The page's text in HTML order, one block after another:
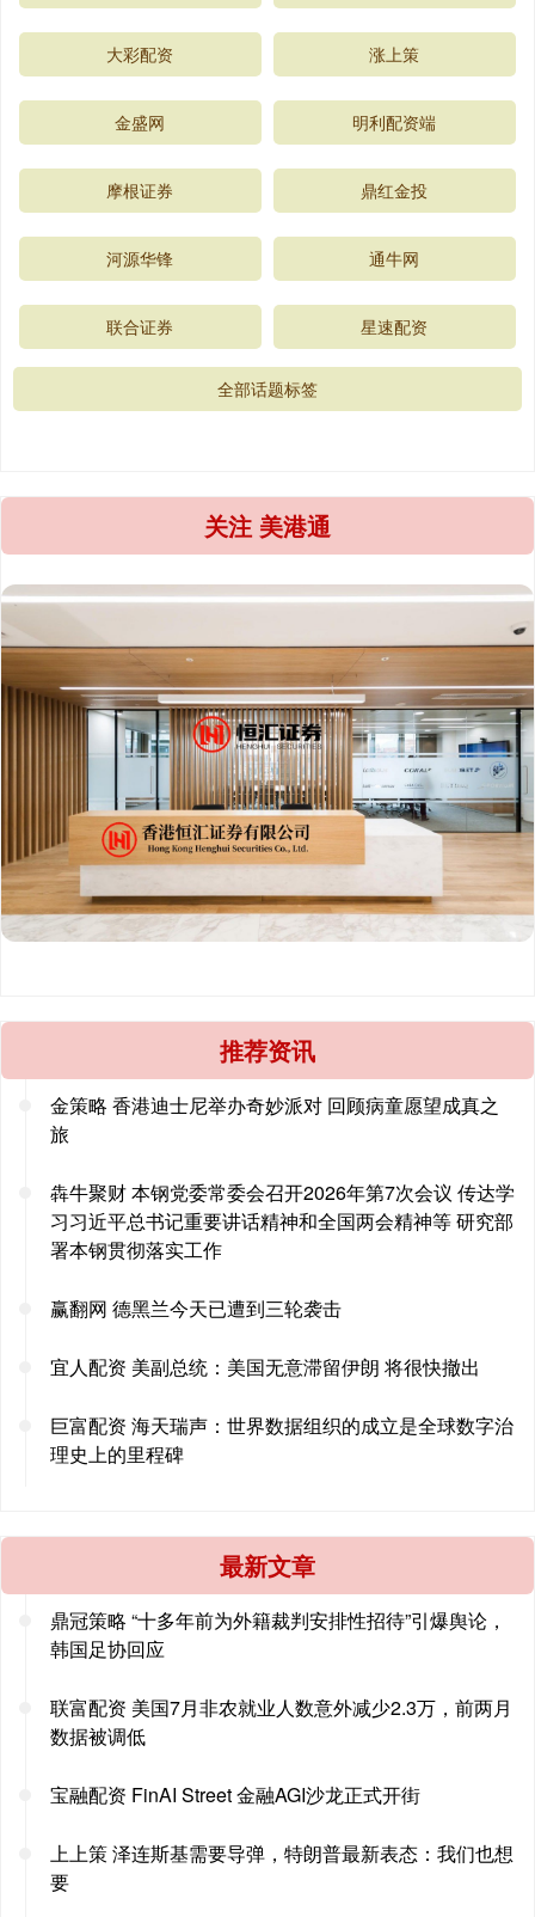
大彩配资 涨上策
金盛网 明利配资端
摩根证券 鼎红金投
河源华锋 通牛网
联合证券 星速配资
全部话题标签
关注 美港通
推荐资讯
金策略 香港迪士尼举办奇妙派对 回顾病童愿望成真之
旅
犇牛聚财 本钢党委常委会召开2026年第7次会议 传达学
习习近平总书记重要讲话精神和全国两会精神等 研究部
署本钢贯彻落实工作
赢翻网 德黑兰今天已遭到三轮袭击
宜人配资 美副总统：美国无意滞留伊朗 将很快撤出
巨富配资 海天瑞声：世界数据组织的成立是全球数字治
理史上的里程碑
最新文章
鼎冠策略 “十多年前为外籍裁判安排性招待”引爆舆论，
韩国足协回应
联富配资 美国7月非农就业人数意外减少2.3万，前两月
数据被调低
宝融配资 FinAI Street 金融AGI沙龙正式开街
上上策 泽连斯基需要导弹，特朗普最新表态：我们也想
要